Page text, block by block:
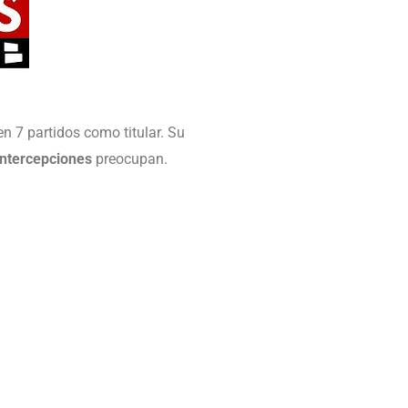
7 partidos como titular. Su
preocupan.